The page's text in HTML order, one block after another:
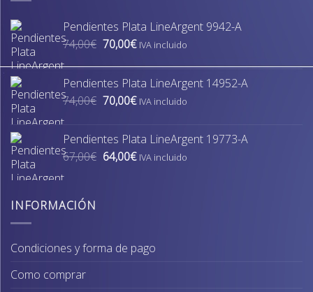
Pendientes Plata LineArgent 9942-A
74,00€ El
era:
74,00€.
70,00€El
es:
70,00€.
IVA incluido
Pendientes Plata LineArgent 14952-A
74,00€ El
era:
74,00€.
70,00€El
es:
70,00€.
IVA incluido
Pendientes Plata LineArgent 19773-A
67,00€ El
64,00€ElIVA incluido
INFORMACIÓN
Condiciones y forma de pago
Como comprar